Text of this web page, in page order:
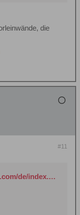
die
#11
http://www.gerriets.com/de/index.php